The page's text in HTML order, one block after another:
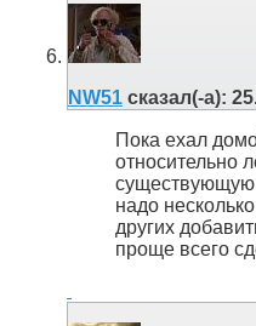
NW51 сказал(-а):
Пока ехал
относительно
существующую
надо
других
проще всего